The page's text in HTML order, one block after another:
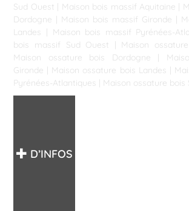
Sud Ouest | Maison bois massif Aquitaine |
Dordogne | Maison bois massif Gironde |
Landes | Maison bois massif Pyrénées-
bois massif Sud Ouest
| Maison
Maison ossature bois Dordogne |
Gironde | Maison ossature bois Landes |
Pyrénées-Atlantiques | Maison ossature bois
D’INFOS